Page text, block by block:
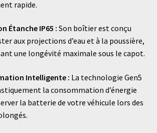
rapide.
Étanche IP65 : Son boîtier est conçu
aux projections d’eau et à la poussière,
une longévité maximale sous le capot.
Intelligente : La technologie Gen5
la consommation d’énergie
la batterie de votre véhicule lors des